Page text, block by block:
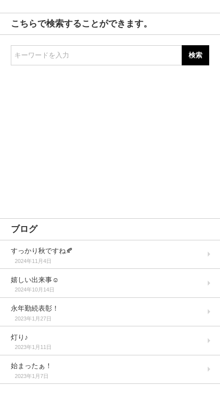
こちらで検索することができます。
キーワードを入力
ブログ
すっかり秋ですね🍂
2024年11月4日
嬉しい出来事☺️
2024年10月14日
永年勤続表彰！
2023年1月27日
灯り♪
2023年1月11日
始まったぁ！
2023年1月7日